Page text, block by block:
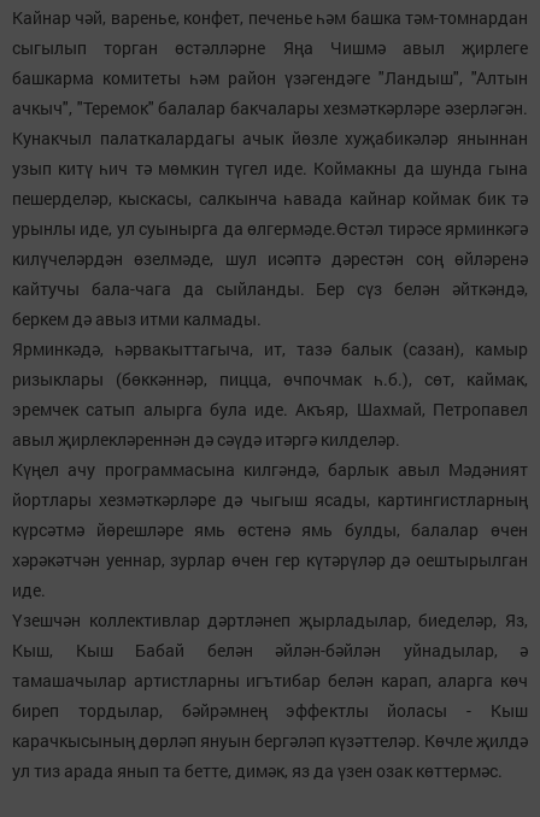
Кайнар чәй, варенье, конфет, печенье һәм башка тәм-томнардан
сыгылып торган өстәлләрне Яңа Чишмә авыл җирлеге
башкарма комитеты һәм район үзәгендәге "Ландыш", "Алтын
ачкыч", "Теремок" балалар бакчалары хезмәткәрләре әзерләгән.
Кунакчыл палаткалардагы ачык йөзле хуҗабикәләр яныннан
узып китү һич тә мөмкин түгел иде. Коймакны да шунда гына
пешерделәр, кыскасы, салкынча һавада кайнар коймак бик тә
урынлы иде, ул суынырга да өлгермәде.Өстәл тирәсе ярминкәгә
килүчеләрдән өзелмәде, шул исәптә дәрестән соң өйләренә
кайтучы бала-чага да сыйланды. Бер сүз белән әйткәндә,
беркем дә авыз итми калмады.
Ярминкәдә, һәрвакыттагыча, ит, тазә балык (сазан), камыр
ризыклары (бөккәннәр, пицца, өчпочмак һ.б.), сөт, каймак,
эремчек сатып алырга була иде. Акъяр, Шахмай, Петропавел
авыл җирлекләреннән дә сәүдә итәргә килделәр.
Күңел ачу программасына килгәндә, барлык авыл Мәдәният
йортлары хезмәткәрләре дә чыгыш ясады, картингистларның
күрсәтмә йөрешләре ямь өстенә ямь булды, балалар өчен
хәрәкәтчән уеннар, зурлар өчен гер күтәрүләр дә оештырылган
иде.
Үзешчән коллективлар дәртләнеп җырладылар, биеделәр, Яз,
Кыш, Кыш Бабай белән әйлән-бәйлән уйнадылар, ә
тамашачылар артистларны игътибар белән карап, аларга көч
биреп тордылар, бәйрәмнең эффектлы йоласы - Кыш
карачкысының дөрләп януын бергәләп күзәттеләр. Көчле җилдә
ул тиз арада янып та бетте, димәк, яз да үзен озак көттермәс.